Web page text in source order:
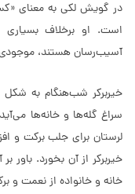
در گویش لکی به معنای
است. او برخلاف بسیاری
آسیب‌رسان هستند، موجودی
خیربرکر شب‌هنگام به شکل
سراغ گله‌ها و خانه‌ها
لرستان برای جلب برکت و
خیربرکر از آن بخورد. باور
خانه و خانواده از نعمت و